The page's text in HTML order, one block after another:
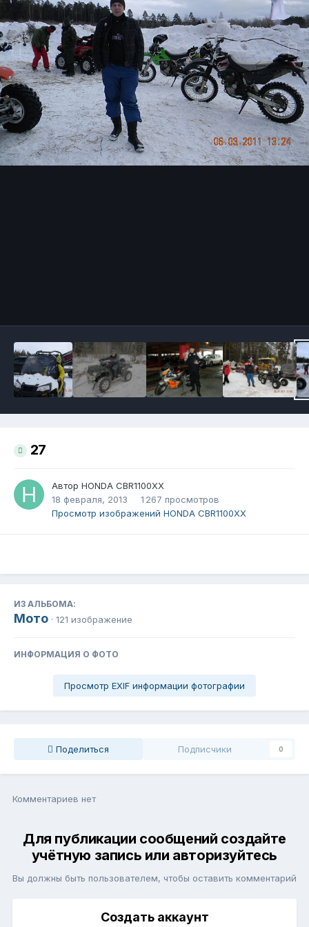
27
Автор HONDA CBR1100XX
18 февраля, 2013
1 267 просмотров
Просмотр изображений HONDA CBR1100XX
ИЗ АЛЬБОМА:
Мото · 121 изображение
ИНФОРМАЦИЯ О ФОТО
Просмотр EXIF информации фотографии
Поделиться Подписчики 0
Комментариев нет
Для публикации сообщений создайте
учётную запись или авторизуйтесь
Вы должны быть пользователем, чтобы оставить комментарий
Создать аккаунт